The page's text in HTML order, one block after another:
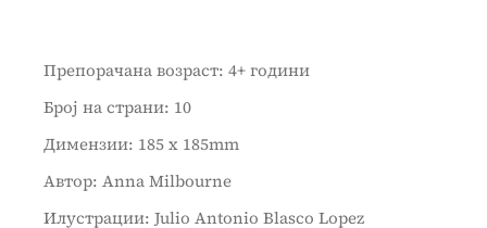
Препорачана возраст: 4+ години
Број на страни: 10
Димензии: 185 x 185mm
Автор: Anna Milbourne
Илустрации: Julio Antonio Blasco Lopez